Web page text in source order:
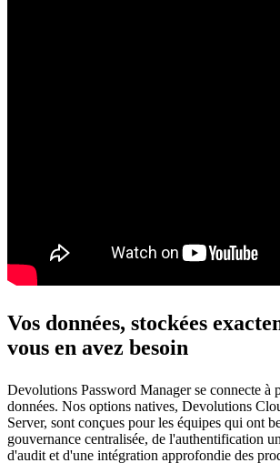
Vos données, stockées
vous en avez besoin
Devolutions Password Manager se connecte à
données. Nos options natives, Devolutions
Server, sont conçues pour les équipes qui ont
gouvernance centralisée, de l'authentification
d'audit et d'une intégration approfondie des